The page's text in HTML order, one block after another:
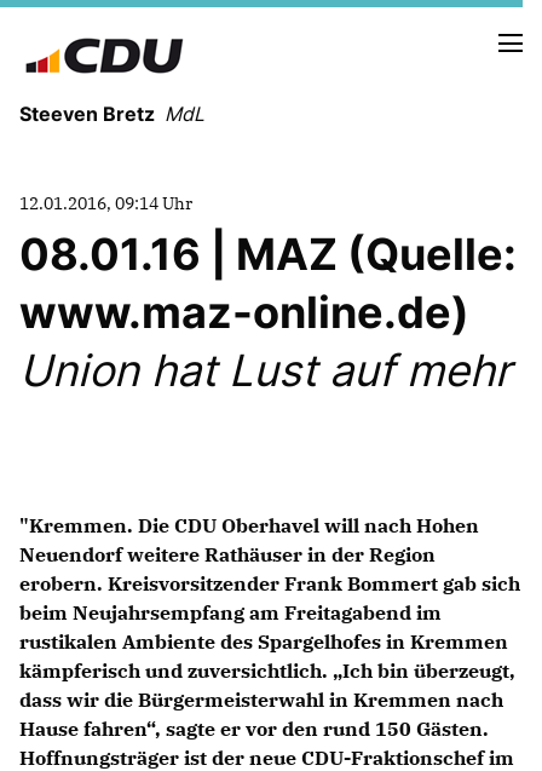
Steeven Bretz MdL
VITA
WAHLKREISBESUCHE
PRESSEFOTOS
MEIN BÜRGERBÜRO
Redebeiträge
Anträge CDU
Kleine Anfragen
CDU Deutschland
CDU Fraktion im Brandenburger Landtag
CDU Brandenburg
CDU Potsdam
12.01.2016, 09:14 Uhr
08.01.16 | MAZ (Quelle:
www.maz-online.de)
Union hat Lust auf mehr
"Kremmen. Die CDU Oberhavel will nach Hohen
Neuendorf weitere Rathäuser in der Region
erobern. Kreisvorsitzender Frank Bommert gab sich
beim Neujahrsempfang am Freitagabend im
rustikalen Ambiente des Spargelhofes in Kremmen
kämpferisch und zuversichtlich. „Ich bin überzeugt,
dass wir die Bürgermeisterwahl in Kremmen nach
Hause fahren“, sagte er vor den rund 150 Gästen.
Hoffnungsträger ist der neue CDU-Fraktionschef im